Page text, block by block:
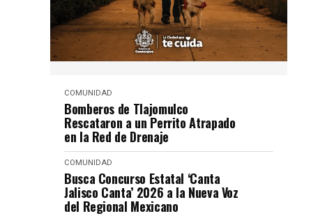
COMUNIDAD
Bomberos de Tlajomulco
Rescataron a un Perrito Atrapado
en la Red de Drenaje
COMUNIDAD
Busca Concurso Estatal ‘Canta
Jalisco Canta’ 2026 a la Nueva Voz
del Regional Mexicano